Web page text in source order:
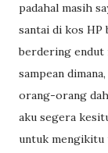
padahal masih
santai di kos
berdering endut
sampean
orang-orang
aku segera
untuk mengikitu